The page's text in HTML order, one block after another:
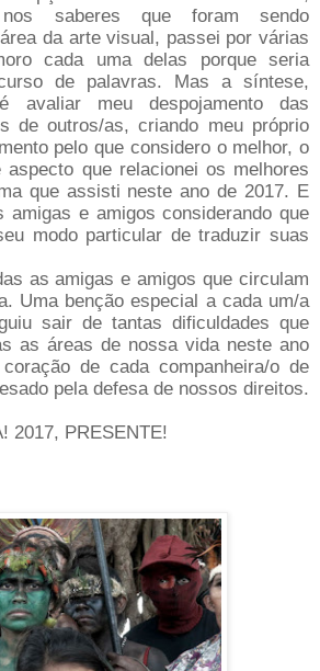
saberes que foram sendo
da arte visual, passei por várias
cada uma delas porque seria
de palavras. Mas a síntese,
avaliar meu despojamento das
de outros/as, criando meu próprio
pelo que considero o melhor, o
que relacionei os melhores
que assisti neste ano de 2017. E
amigas e amigos considerando que
modo particular de traduzir suas
as amigas e amigos que circulam
Uma benção especial a cada um/a
sair de tantas dificuldades que
as áreas de nossa vida neste ano
de cada companheira/o de
pela defesa de nossos direitos.
2017, PRESENTE!